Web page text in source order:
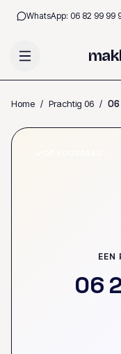
WhatsApp: 06 82 99 99
Home / Prachtig 06 / 06
EEN
06